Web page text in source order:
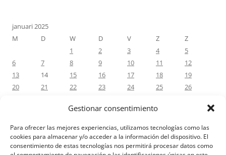
Gestionar consentimiento
Para ofrecer las mejores experiencias, utilizamos tecnologías como las
cookies para almacenar y/o acceder a la información del dispositivo. El
consentimiento de estas tecnologías nos permitirá procesar datos como
januari 2025
M
D W D V Z
Z
1
2 3 4
5
6
7 8 9 10 11
12
13
14 15 16 17 18
19
20
21 22 23 24 25
26
RECENTE REACTIES